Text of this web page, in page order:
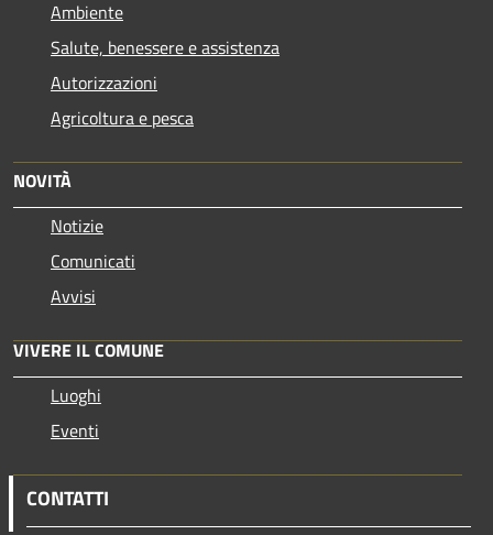
Ambiente
Salute, benessere e assistenza
Autorizzazioni
Agricoltura e pesca
NOVITÀ
Notizie
Comunicati
Avvisi
VIVERE IL COMUNE
Luoghi
Eventi
CONTATTI